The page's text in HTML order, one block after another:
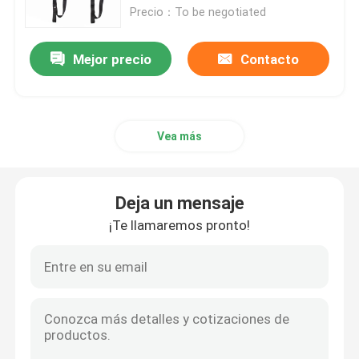
Bolso del arma de la gama
Mochila táctica militar
Bolso del arma de la pistola
Caja binocular del arnés
Precio：To be negotiated
Mejor precio Contacto
Vea más
Deja un mensaje
¡Te llamaremos pronto!